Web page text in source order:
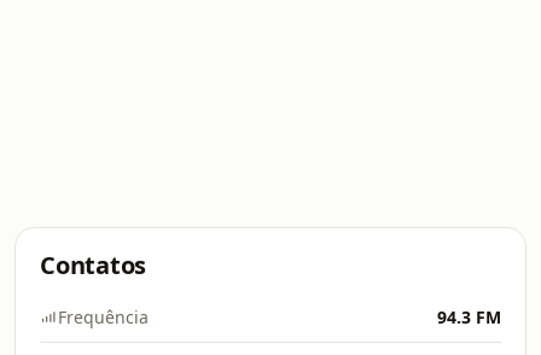
Contatos
Frequência 94.3 FM